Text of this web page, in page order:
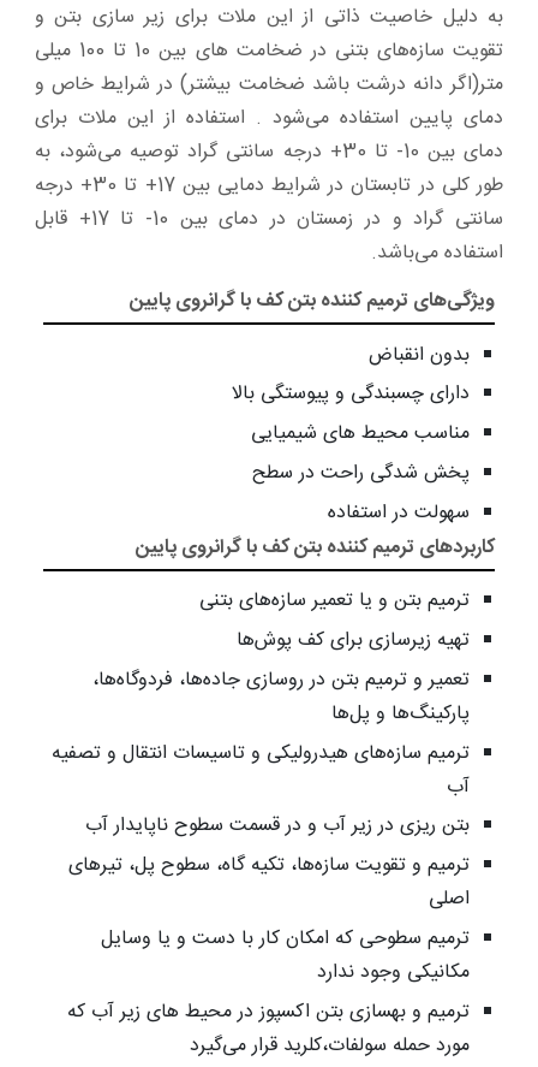
به دلیل خاصیت ذاتی از این ملات برای زیر سازی بتن و
تقویت سازه‌های بتنی در ضخامت های بین 10 تا 100 میلی
متر(اگر دانه درشت باشد ضخامت بیشتر) در شرایط خاص و
دمای پایین استفاده می‌شود . استفاده از این ملات برای
دمای بین 10- تا 30+ درجه سانتی گراد توصیه می‌شود، به
طور کلی در تابستان در شرایط دمایی بین 17+ تا 30+ درجه
سانتی گراد و در زمستان در دمای بین 10- تا 17+ قابل
استفاده می‌باشد.
ویژگی‌های ترمیم کننده بتن کف با گرانروی پایین
بدون انقباض
دارای چسبندگی و پیوستگی بالا
مناسب محیط های شیمیایی
پخش شدگی راحت در سطح
سهولت در استفاده
کاربردهای ترمیم کننده بتن کف با گرانروی پایین
ترمیم بتن و یا تعمیر سازه‌های بتنی
تهیه زیرسازی برای کف پوش‌ها
تعمیر و ترمیم بتن در روسازی جاده‌ها، فردوگاه‌ها،
پارکینگ‌ها و پل‌ها
ترمیم سازه‌های هیدرولیکی و تاسیسات انتقال و تصفیه
آب
بتن ریزی در زیر آب و در قسمت سطوح ناپایدار آب
ترمیم و تقویت سازه‌ها، تکیه گاه، سطوح پل، تیرهای
اصلی
ترمیم سطوحی که امکان کار با دست و یا وسایل
مکانیکی وجود ندارد
ترمیم و بهسازی بتن اکسپوز در محیط های زیر آب که
مورد حمله سولفات،کلرید قرار می‌گیرد